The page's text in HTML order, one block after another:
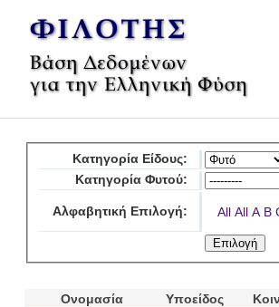
Κατηγορία Είδους:
Κατηγορία Φυτού:
Αλφαβητική Επιλογή: All All A B
Ονομασία Υποείδος